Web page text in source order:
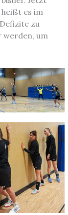
heißt es im
zu
werden, um